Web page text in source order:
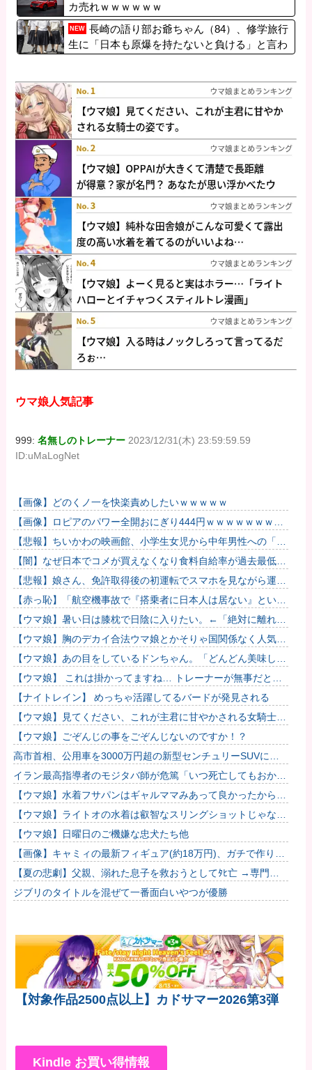
カ売れｗｗｗｗｗｗ
NEW 長崎の語り部お爺ちゃん（84）、修学旅行
生に「日本も原爆を持たないと負ける」と言わ
危機感
ウマ娘人気記事
999:名無しのトレーナー 2023/12/31(木) 23:59:59.59
ID:uMaLogNet
【画像】どのくノ一を快楽責めしたいｗｗｗｗｗ
【画像】ロピアのパワー全開おにぎり444円ｗｗｗｗｗｗｗｗ
ｗｗｗｗ
【悲報】ちいかわの映画館、小学生女児から中年男性への「お
ねだり」事案が発生するｗｗｗｗ
【闇】なぜ日本でコメが買えなくなり食料自給率が過去最低に
並んだのか？
【悲報】娘さん、免許取得後の初運転でスマホを見ながら運転
してしまう😱🦁 教習所で何を習ったんだwww🤣🦁
【赤っ恥】「航空機事故で『搭乗者に日本人は居ない』という
発表は嫌い。人間として同じ価値だと思う」→ツッコミ殺到も
「自分が...
【ウマ娘】暑い日は膝枕で日陰に入りたい。←「絶対に離れた
くない場所だな」
【ウマ娘】胸のデカイ合法ウマ娘とかそりゃ国関係なく人気出
るわな
【ウマ娘】あの目をしているドンちゃん。「どんどん美味しく
実る…♡」
【ウマ娘】 これは掛かってますね… トレーナーが無事だとい
いのですが…
【ナイトレイン】 めっちゃ活躍してるバードが発見される
【ウマ娘】見てください、これが主君に甘やかされる女騎士の
姿です。
【ウマ娘】ごぞんじの事をごぞんじないのですか！？
高市首相、公用車を3000万円超の新型センチュリーSUVに変
更ｗｗｗｗｗｗｗ
イラン最高指導者のモジタバ師が危篤「いつ死亡してもおかし
くない」…イラン大統領「意思疎通はかなり難しい」！
【ウマ娘】水着フサパンはギャルママみあって良かったから引
く【ウマ娘】ライトオの水着は叡智なスリングショットじゃなく
て多分これ。
【ウマ娘】日曜日のご機嫌な忠犬たち他
【画像】キャミィの最新フィギュア(約18万円)、ガチで作り込
みがエグすぎる他
【夏の悲劇】父親、溺れた息子を救おうとしてﾀﾋ亡 →専門家
も警鐘「救助は二次被害が多い」
ジブリのタイトルを混ぜて一番面白いやつが優勝
【対象作品2500点以上】カドサマー2026第3弾
Kindle お買い得情報